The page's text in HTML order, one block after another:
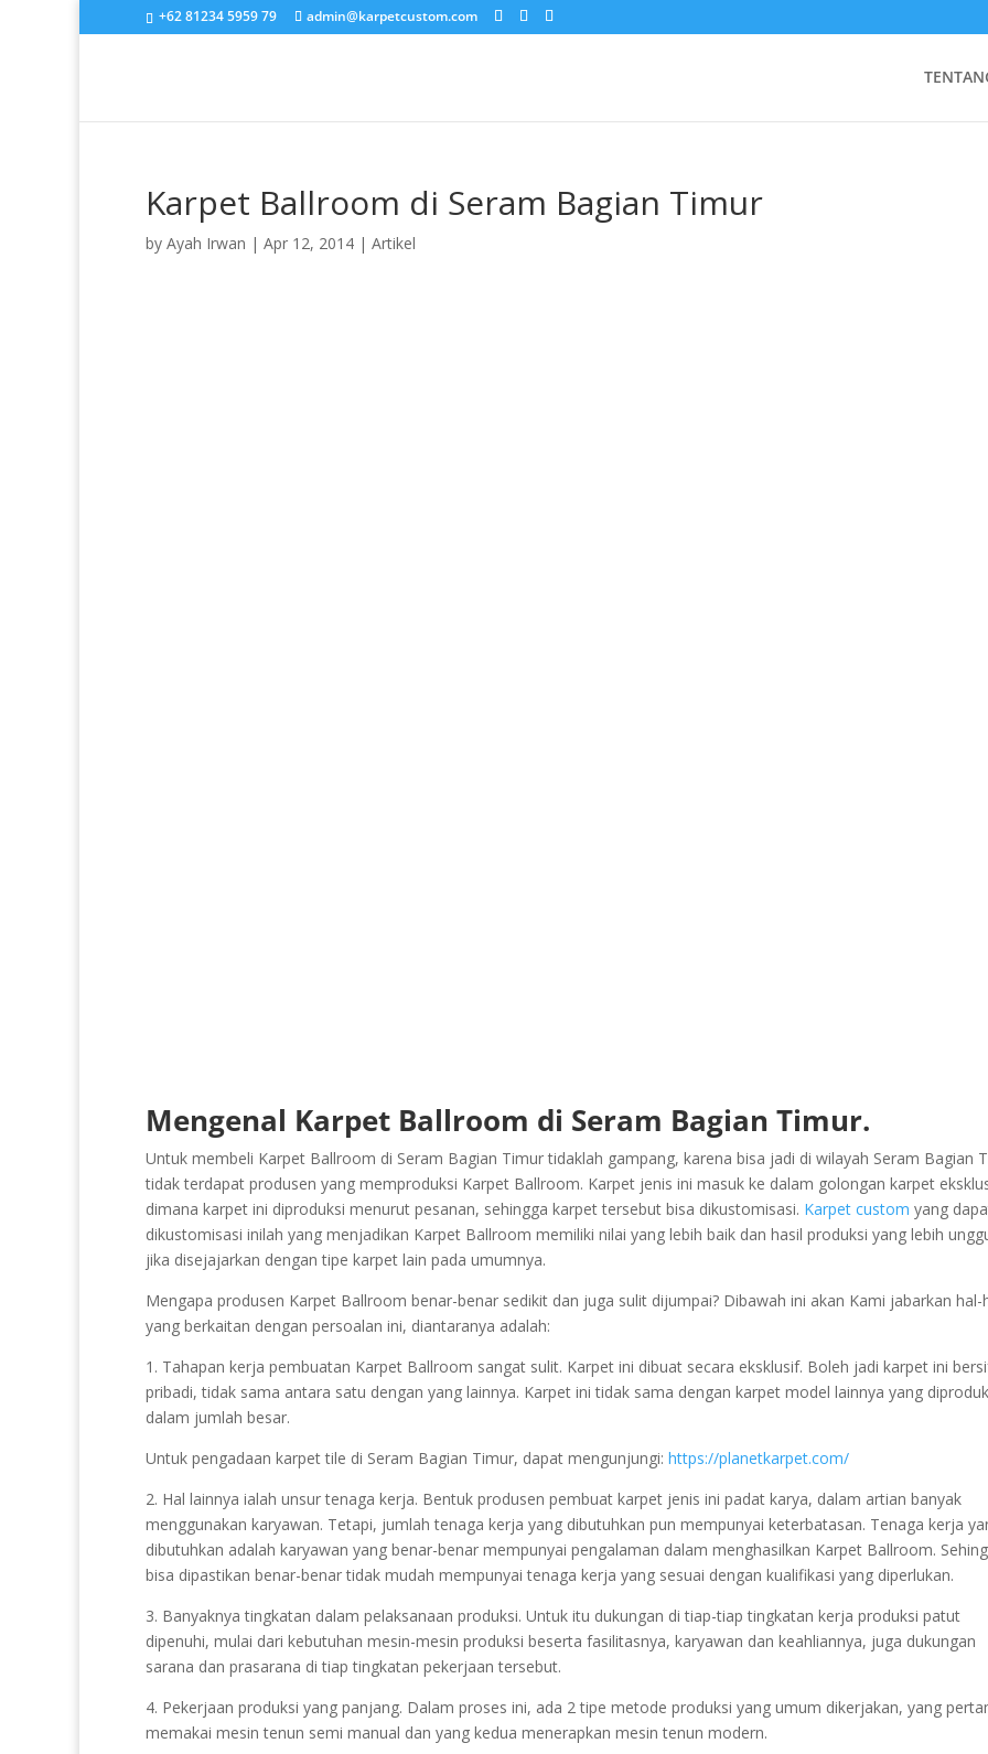
+62 81234 5959 79 admin@karpetcustom.com
Karpet Ballroom di Seram Bagian Timur
by Ayah Irwan | Apr 12, 2014 | Artikel
Mengenal Karpet Ballroom di Seram Bagian Timur.
Untuk membeli Karpet Ballroom di Seram Bagian Timur tidaklah gampang, karena bisa jadi di wilayah Seram Bagian
tidak terdapat produsen yang memproduksi Karpet Ballroom. Karpet jenis ini masuk ke dalam golongan karpet
dimana karpet ini diproduksi menurut pesanan, sehingga karpet tersebut bisa dikustomisasi. Karpet custom yang
dikustomisasi inilah yang menjadikan Karpet Ballroom memiliki nilai yang lebih baik dan hasil produksi yang lebih
jika disejajarkan dengan tipe karpet lain pada umumnya.
Mengapa produsen Karpet Ballroom benar-benar sedikit dan juga sulit dijumpai? Dibawah ini akan Kami jabarkan hal-
yang berkaitan dengan persoalan ini, diantaranya adalah:
1. Tahapan kerja pembuatan Karpet Ballroom sangat sulit. Karpet ini dibuat secara eksklusif. Boleh jadi karpet ini
pribadi, tidak sama antara satu dengan yang lainnya. Karpet ini tidak sama dengan karpet model lainnya yang
dalam jumlah besar.
Untuk pengadaan karpet tile di Seram Bagian Timur, dapat mengunjungi: https://planetkarpet.com/
2. Hal lainnya ialah unsur tenaga kerja. Bentuk produsen pembuat karpet jenis ini padat karya, dalam artian banyak
menggunakan karyawan. Tetapi, jumlah tenaga kerja yang dibutuhkan pun mempunyai keterbatasan. Tenaga kerja
dibutuhkan adalah karyawan yang benar-benar mempunyai pengalaman dalam menghasilkan Karpet Ballroom.
bisa dipastikan benar-benar tidak mudah mempunyai tenaga kerja yang sesuai dengan kualifikasi yang diperlukan.
3. Banyaknya tingkatan dalam pelaksanaan produksi. Untuk itu dukungan di tiap-tiap tingkatan kerja produksi patut
dipenuhi, mulai dari kebutuhan mesin-mesin produksi beserta fasilitasnya, karyawan dan keahliannya, juga dukungan
sarana dan prasarana di tiap tingkatan pekerjaan tersebut.
4. Pekerjaan produksi yang panjang. Dalam proses ini, ada 2 tipe metode produksi yang umum dikerjakan, yang
memakai mesin tenun semi manual dan yang kedua menerapkan mesin tenun modern.